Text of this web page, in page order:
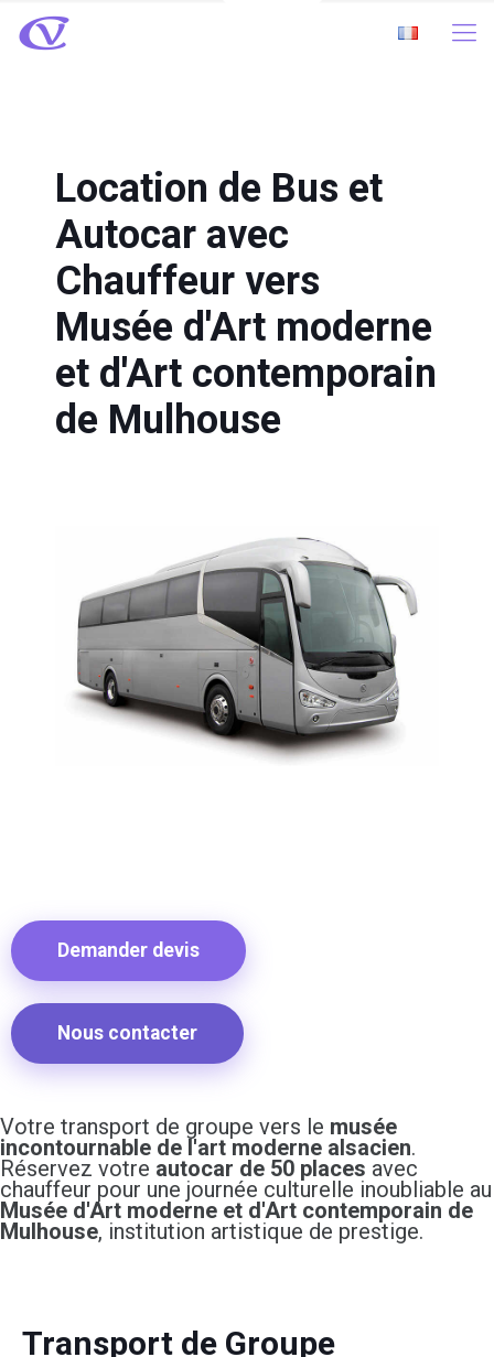
Location de Bus et
Autocar avec
Chauffeur vers
Musée d'Art moderne
et d'Art contemporain
de Mulhouse
Demander devis
Nous contacter
Votre transport de groupe vers le musée
incontournable de l'art moderne alsacien.
Réservez votre autocar de 50 places avec
chauffeur pour une journée culturelle inoubliable au
Musée d'Art moderne et d'Art contemporain de
Mulhouse, institution artistique de prestige.
Transport de Groupe